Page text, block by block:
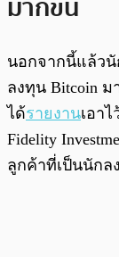
นอกจากนี้แล้วนั
ลงทุน Bitcoin
ได้รายงานเอา
Fidelity
ลูกค้าที่เป็นนักล